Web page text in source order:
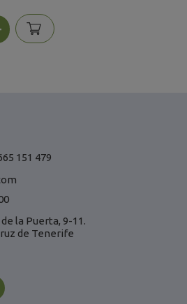
151 479
la Puerta, 9-11.
de Tenerife